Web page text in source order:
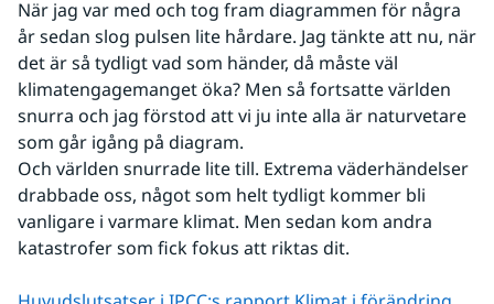
När jag var med och tog fram diagrammen för några
år sedan slog pulsen lite hårdare. Jag tänkte att nu, när
det är så tydligt vad som händer, då måste väl
klimatengagemanget öka? Men så fortsatte världen
snurra och jag förstod att vi ju inte alla är naturvetare
som går igång på diagram.
Och världen snurrade lite till. Extrema väderhändelser
drabbade oss, något som helt tydligt kommer bli
vanligare i varmare klimat. Men sedan kom andra
katastrofer som fick fokus att riktas dit.